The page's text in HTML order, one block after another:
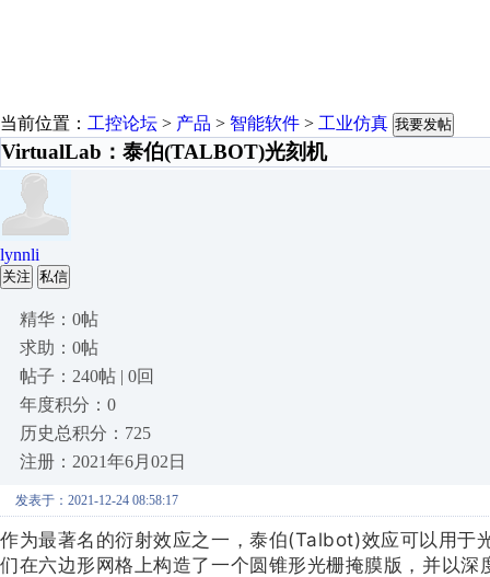
当前位置： 工控论坛 > 产品 > 智能软件 > 工业仿真 我要发帖
VirtualLab：泰伯(TALBOT)光刻机
lynnli
关注 私信
精华：0帖
求助：0帖
帖子：240帖 | 0回
年度积分：0
历史总积分：725
注册：2021年6月02日
发表于：2021-12-24 08:58:17
作为最著名的衍射效应之一，泰伯(Talbot)效应可以用
们在六边形网格上构造了一个圆锥形光栅掩膜版，并以